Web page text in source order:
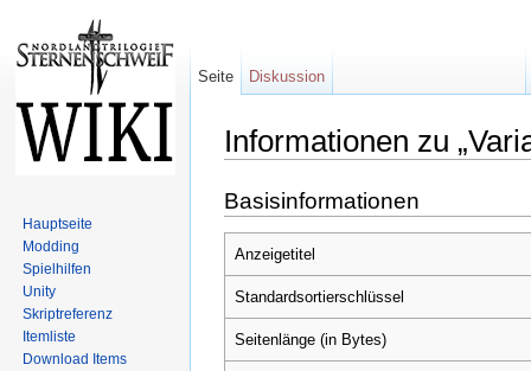
Informationen zu
Basisinformationen
Anzeigetitel
Standardsortierschlüssel
Seitenlänge (in Bytes)
Seite Diskussion
Hauptseite
Modding
Spielhilfen
Unity
Skriptreferenz
Itemliste
Download Items